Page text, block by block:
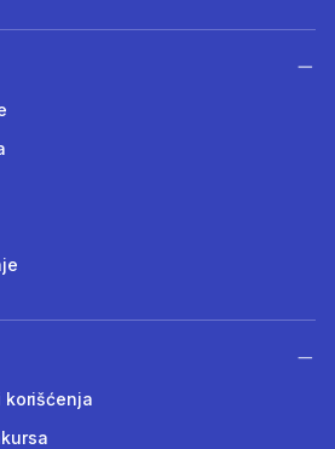
korišćenja